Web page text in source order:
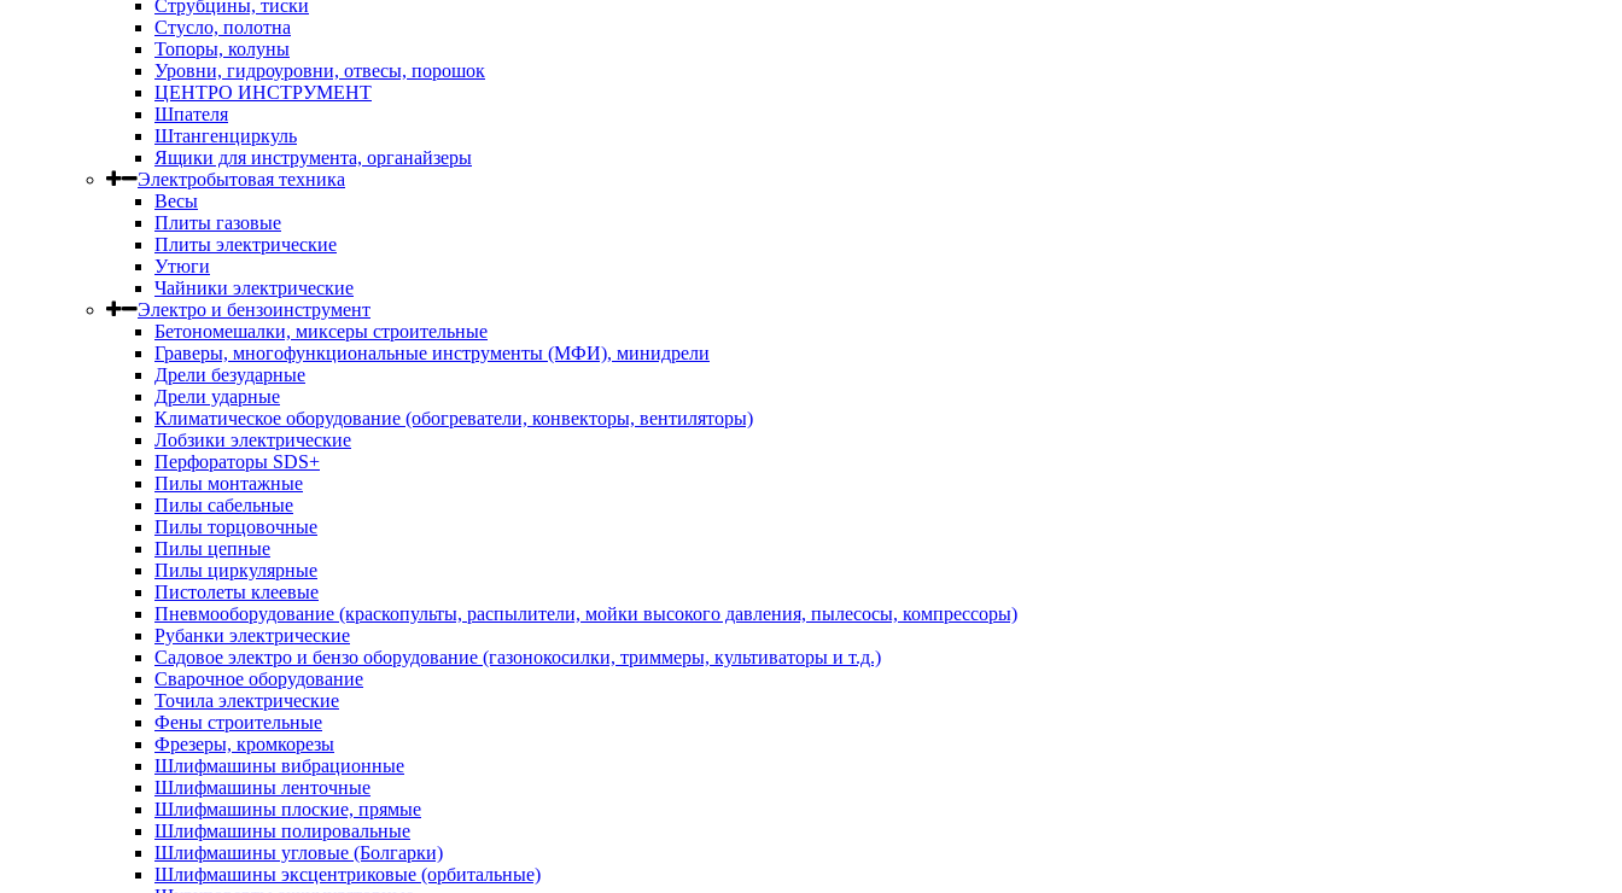
Струбцины, тиски
Стусло, полотна
Топоры, колуны
Уровни, гидроуровни, отвесы, порошок
ЦЕНТРО ИНСТРУМЕНТ
Шпателя
Штангенциркуль
Ящики для инструмента, органайзеры
Электробытовая техника
Весы
Плиты газовые
Плиты электрические
Утюги
Чайники электрические
Электро и бензоинструмент
Бетономешалки, миксеры строительные
Граверы, многофункциональные инструменты (МФИ), минидрели
Дрели безударные
Дрели ударные
Климатическое оборудование (обогреватели, конвекторы, вентиляторы)
Лобзики электрические
Перфораторы SDS+
Пилы монтажные
Пилы сабельные
Пилы торцовочные
Пилы цепные
Пилы циркулярные
Пистолеты клеевые
Пневмооборудование (краскопульты, распылители, мойки высокого давления, пылесосы, компрессоры)
Рубанки электрические
Садовое электро и бензо оборудование (газонокосилки, триммеры, культиваторы и т.д.)
Сварочное оборудование
Точила электрические
Фены строительные
Фрезеры, кромкорезы
Шлифмашины вибрационные
Шлифмашины ленточные
Шлифмашины плоские, прямые
Шлифмашины полировальные
Шлифмашины угловые (Болгарки)
Шлифмашины эксцентриковые (орбитальные)